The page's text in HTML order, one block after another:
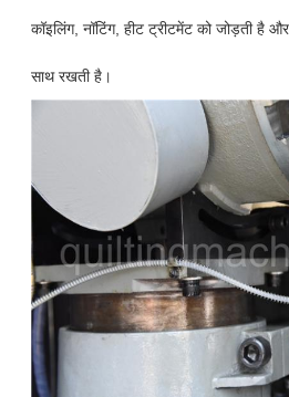
कॉइलिंग, नॉटिंग, हीट ट्रीटमेंट को जोड़ती है
साथ रखती है।